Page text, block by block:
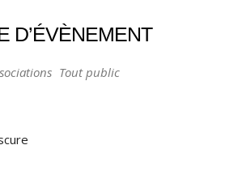
iCalendar
D’ÉVÈNEMENT
Tout public